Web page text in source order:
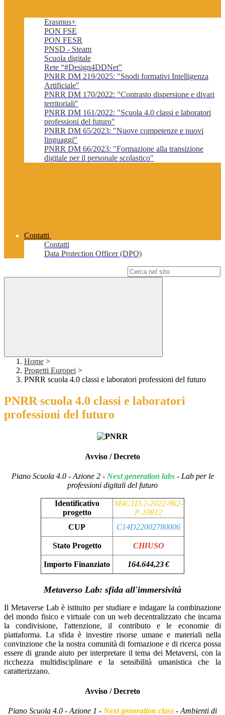
Erasmus+
PON FSE
PON FESR
PNSD - Steam
Scuola digitale
Rete “#Design4DDNet”
PNRR DM 219/2025: "Snodi formativi Intelligenza
Artificiale"
PNRR DM 170/2022: "Contrasto dispersione e divari
territoriali"
PNRR DM 161/2022: "Scuola 4.0 classi e laboratori
professioni del futuro"
PNRR DM 65/2023: "Nuove competenze e nuovi
linguaggi"
PNRR DM 66/2023: "Formazione alla transizione
digitale per il personale scolastico"
Contatti
Contatti
Data Protection Officer (DPO)
Home >
Progetti Europei >
PNRR scuola 4.0 classi e laboratori professioni del futuro
PNRR scuola 4.0 classi e laboratori
professioni del futuro
Avviso / Decreto
Piano Scuola 4.0 - Azione 2 - Next generation labs - Lab per le
professioni digitali del futuro
Identificativo
progetto
M4C1I3.2-2022-962-
P-10812
CUP
C14D22002780006
Stato Progetto CHIUSO
Importo Finanziato 164.644,23 €
Metaverso Lab: sfida all'immersività
Il Metaverse Lab è istituito per studiare e indagare la combinazione
del mondo fisico e virtuale con un web decentralizzato che incarna
la condivisione, l'attenzione, il contributo e le economie di
piattaforma. La sfida è investire risorse umane e materiali nella
convinzione che la nostra comunità di formazione e di ricerca possa
essere di grande aiuto per interpretare il tema dei Metaversi, con la
ricchezza multidisciplinare e la sensibilità umanistica che la
caratterizzano.
Avviso / Decreto
Piano Scuola 4.0 - Azione 1 - Next generation class - Ambienti di